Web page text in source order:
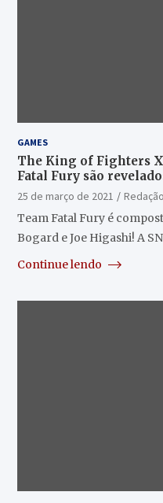
GAMES
The King of Fighters
Fatal Fury são
25 de março de 2021
Team Fatal Fury é
Bogard e Joe Higashi! A
Continue lendo